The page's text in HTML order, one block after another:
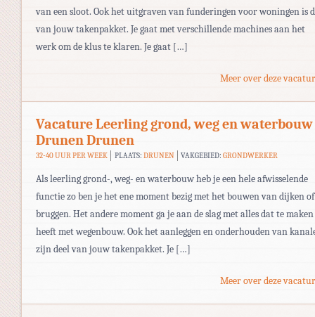
van een sloot. Ook het uitgraven van funderingen voor woningen is
van jouw takenpakket. Je gaat met verschillende machines aan het
werk om de klus te klaren. Je gaat […]
Meer over deze
Vacature Leerling grond, weg en waterbouw
Drunen Drunen
32-40 UUR PER WEEK PLAATS: DRUNEN VAKGEBIED:GRONDWERKER
Als leerling grond-, weg- en waterbouw heb je een hele afwisselende
functie zo ben je het ene moment bezig met het bouwen van dijken of
bruggen. Het andere moment ga je aan de slag met alles dat te maken
heeft met wegenbouw. Ook het aanleggen en onderhouden van
zijn deel van jouw takenpakket. Je […]
Meer over deze